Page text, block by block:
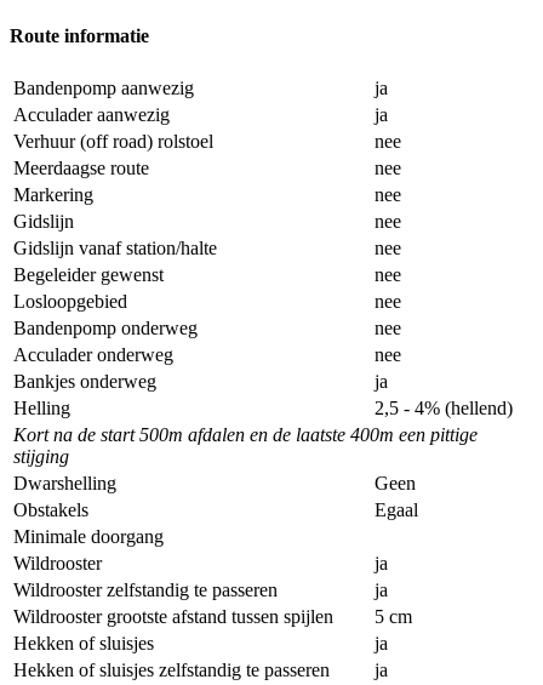
Route informatie
Bandenpomp aanwezig
ja
Acculader aanwezig
ja
Verhuur (off road) rolstoel
nee
Meerdaagse route
nee
Markering
nee
Gidslijn
nee
Gidslijn vanaf station/halte
nee
Begeleider gewenst
nee
Losloopgebied
nee
Bandenpomp onderweg
nee
Acculader onderweg
nee
Bankjes onderweg
ja
Helling
2,5 - 4% (hellend)
Kort na de start 500m afdalen en de laatste 400m een pittige
stijging
Dwarshelling
Geen
Obstakels
Egaal
Minimale doorgang
Wildrooster
ja
Wildrooster zelfstandig te passeren
ja
Wildrooster grootste afstand tussen spijlen
5 cm
Hekken of sluisjes
ja
Hekken of sluisjes zelfstandig te passeren
ja